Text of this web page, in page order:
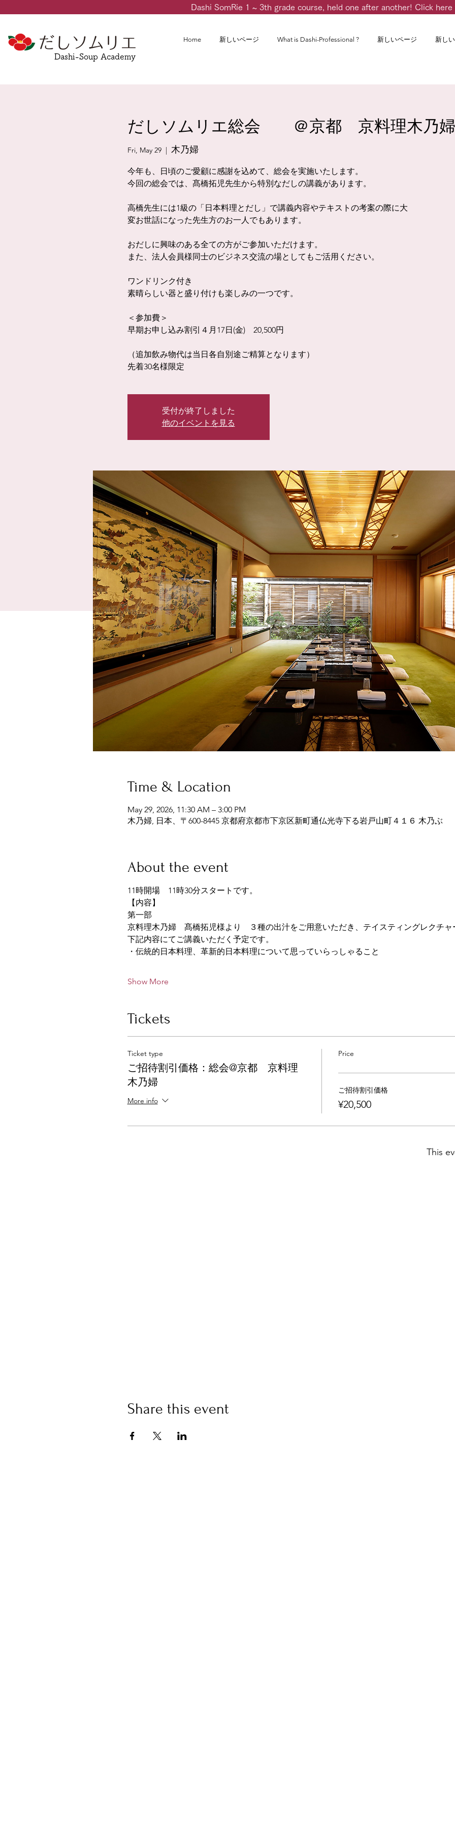
Dashi SomRie 1 ~ 3th grade course, held one after another! Click here
Dashi-Soup Academy
Home 新しいページ What is Dashi-Professional ? 新しいページ 新し
だしソムリエ総会 ＠京都 京料理木乃婦
Fri, May 29
  |
木乃婦
今年も、日頃のご愛顧に感謝を込めて、総会を実施いたします。
今回の総会では、髙橋拓児先生から特別なだしの講義があります。
高橋先生には1級の「日本料理とだし」で講義内容やテキストの考案の際に大
変お世話になった先生方のお一人でもあります。
おだしに興味のある全ての方がご参加いただけます。
また、法人会員様同士のビジネス交流の場としてもご活用ください。
ワンドリンク付き
素晴らしい器と盛り付けも楽しみの一つです。
＜参加費＞
早期お申し込み割引４月17日(金) 20,500円
（追加飲み物代は当日各自別途ご精算となります）
先着30名様限定
受付が終了しました
他のイベントを見る
Time & Location
May 29, 2026, 11:30 AM – 3:00 PM
木乃婦, 日本、〒600-8445 京都府京都市下京区新町通仏光寺下る岩戸山町４１６ 木乃ぶ
About the event
11時開場　11時30分スタートです。
【内容】
第一部
京料理木乃婦　髙橋拓児様より　３種の出汁をご用意いただき、テイスティングレクチャ
下記内容にてご講義いただく予定です。
・伝統的日本料理、革新的日本料理について思っていらっしゃること
Show More
Tickets
Ticket type
ご招待割引価格：総会@京都 京料理
木乃婦
More info
Price
ご招待割引価格
¥20,500
This
Share this event